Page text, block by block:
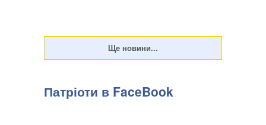
Патріоти в FaceBook